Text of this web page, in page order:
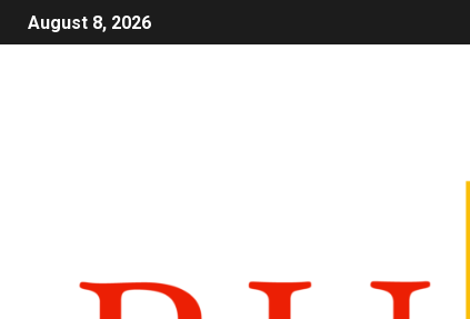
August 8, 2026